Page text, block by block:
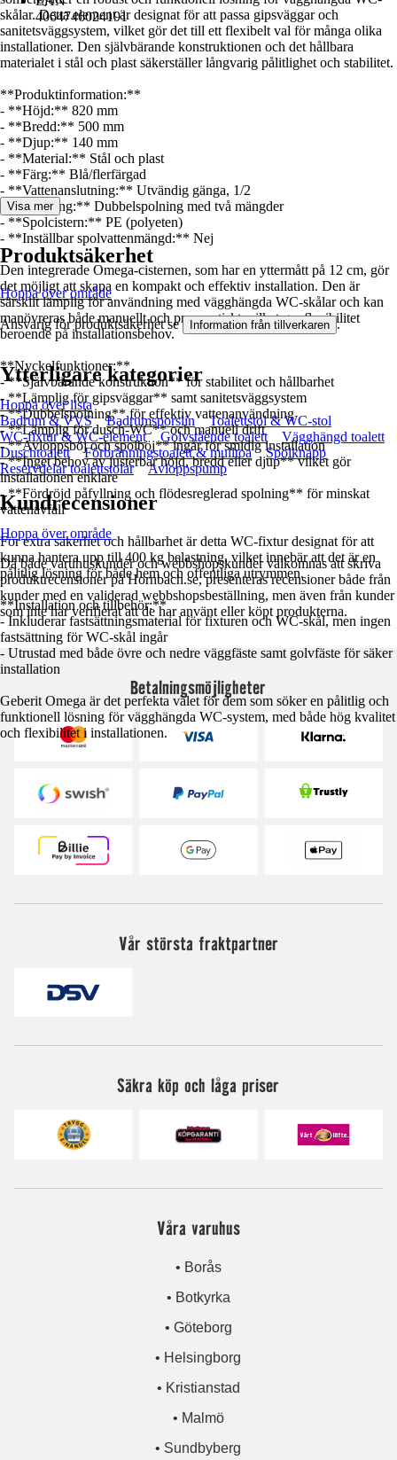
4064746024191
skålar. Detta element är designat för att passa gipsväggar och
sanitetsväggsystem, vilket gör det till ett flexibelt val för många olika
installationer. Den självbärande konstruktionen och det hållbara
materialet i stål och plast säkerställer långvarig pålitlighet och stabilitet.
**Produktinformation:**
- **Höjd:** 820 mm
- **Bredd:** 500 mm
- **Djup:** 140 mm
- **Material:** Stål och plast
- **Färg:** Blå/flerfärgad
- **Vattenanslutning:** Utvändig gänga, 1/2
- **Spolning:** Dubbelspolning med två mängder
- **Spolcistern:** PE (polyeten)
- **Inställbar spolvattenmängd:** Nej
Den integrerade Omega-cisternen, som har en yttermått på 12 cm, gör
det möjligt att skapa en kompakt och effektiv installation. Den är
särskilt lämplig för användning med vägghängda WC-skålar och kan
manövreras både manuellt och pneuamtiskt, vilket ger flexibilitet
beroende på installationsbehov.
**Nyckelfunktioner:**
- **Självbärande konstruktion** för stabilitet och hållbarhet
- **Lämplig för gipsväggar** samt sanitetsväggsystem
- **Dubbelspolning** för effektiv vattenanvändning
- **Lämplig för dusch-WC** och manuell drift
- **Avloppsböj och spolböj** ingår för smidig installation
- **Inget behov av justerbar höjd, bredd eller djup** vilket gör
installationen enklare
- **Fördröjd påfyllning och flödesreglerad spolning** för minskat
vattenavfall
För extra säkerhet och hållbarhet är detta WC-fixtur designat för att
kunna hantera upp till 400 kg belastning, vilket innebär att det är en
pålitlig lösning för både hem och offentliga utrymmen.
**Installation och tillbehör:**
- Inkluderar fastsättningsmaterial för fixturen och WC-skål, men ingen
fastsättning för WC-skål ingår
- Utrustad med både övre och nedre väggfäste samt golvfäste för säker
installation
Geberit Omega är det perfekta valet för dem som söker en pålitlig och
funktionell lösning för vägghängda WC-system, med både hög kvalitet
och flexibilitet i installationen.
Visa mer
Produktsäkerhet
Hoppa över område
Ansvarig för produktsäkerhet se Information från tillverkaren .
Ytterligare kategorier
Hoppa över lista
Badrum & VVS
Badrumsporslin
Toalettstol & WC-stol
WC-fixtur & WC-element
Golvstående toalett
Vägghängd toalett
Duschtoalett
Förbränningstoalett & mulltoa
Spolknapp
Reservdelar toalettstolar
Avloppspump
Kundrecensioner
Hoppa över område
Då både varuhuskunder och webbshopskunder välkomnas att skriva
produktrecensioner på Hornbach.se, presenteras recensioner både från
kunder med en validerad webbshopsbeställning, men även från kunder
som inte har verifierat att de har använt eller köpt produkterna.
Betalningsmöjligheter
Vår största fraktpartner
Säkra köp och låga priser
Våra varuhus
• Borås
• Botkyrka
• Göteborg
• Helsingborg
• Kristianstad
• Malmö
• Sundbyberg